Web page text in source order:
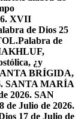
XVII
de Dios 25
Palabra de
¿y
ANTA BRÍGIDA,
SANTA MARÍA
2026. SAN
de Julio de 2026.
17 de Julio de